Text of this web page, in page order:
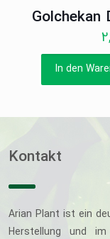
Golchekan
In den
Kontakt
Arian Plant ist ein
Herstellung und